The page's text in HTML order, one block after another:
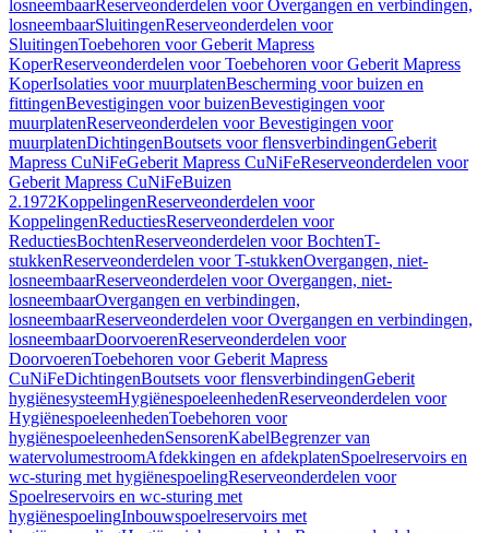
losneembaarReserveonderdelen voor Overgangen en verbindingen,
losneembaarSluitingenReserveonderdelen voor
SluitingenToebehoren voor Geberit Mapress
KoperReserveonderdelen voor Toebehoren voor Geberit Mapress
KoperIsolaties voor muurplatenBescherming voor buizen en
fittingenBevestigingen voor buizenBevestigingen voor
muurplatenReserveonderdelen voor Bevestigingen voor
muurplatenDichtingenBoutsets voor flensverbindingenGeberit
Mapress CuNiFeGeberit Mapress CuNiFeReserveonderdelen voor
Geberit Mapress CuNiFeBuizen
2.1972KoppelingenReserveonderdelen voor
KoppelingenReductiesReserveonderdelen voor
ReductiesBochtenReserveonderdelen voor BochtenT-
stukkenReserveonderdelen voor T-stukkenOvergangen, niet-
losneembaarReserveonderdelen voor Overgangen, niet-
losneembaarOvergangen en verbindingen,
losneembaarReserveonderdelen voor Overgangen en verbindingen,
losneembaarDoorvoerenReserveonderdelen voor
DoorvoerenToebehoren voor Geberit Mapress
CuNiFeDichtingenBoutsets voor flensverbindingenGeberit
hygiënesysteemHygiënespoeleenhedenReserveonderdelen voor
HygiënespoeleenhedenToebehoren voor
hygiënespoeleenhedenSensorenKabelBegrenzer van
watervolumestroomAfdekkingen en afdekplatenSpoelreservoirs en
wc-sturing met hygiënespoelingReserveonderdelen voor
Spoelreservoirs en wc-sturing met
hygiënespoelingInbouwspoelreservoirs met